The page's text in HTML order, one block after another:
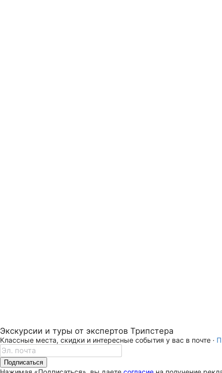
Экскурсии и туры от экспертов Трипстера
Классные места, скидки и интересные события у вас в почте ·
Подписаться